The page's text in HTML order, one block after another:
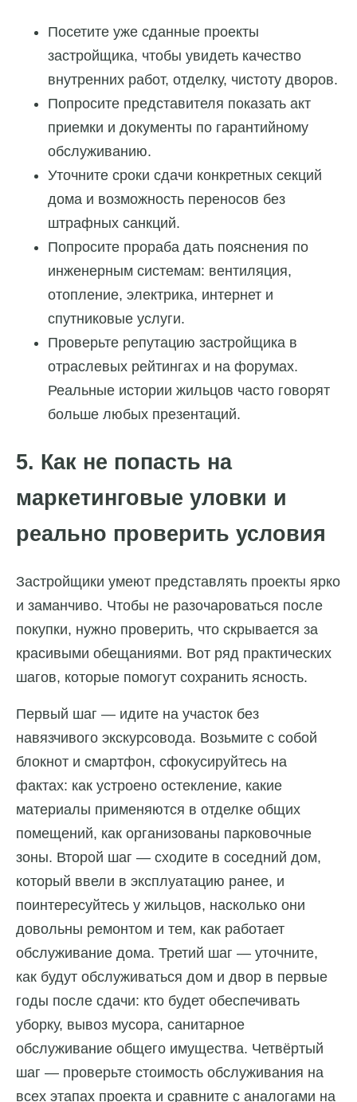
Посетите уже сданные проекты
застройщика, чтобы увидеть качество
внутренних работ, отделку, чистоту дворов.
Попросите представителя показать акт
приемки и документы по гарантийному
обслуживанию.
Уточните сроки сдачи конкретных секций
дома и возможность переносов без
штрафных санкций.
Попросите прораба дать пояснения по
инженерным системам: вентиляция,
отопление, электрика, интернет и
спутниковые услуги.
Проверьте репутацию застройщика в
отраслевых рейтингах и на форумах.
Реальные истории жильцов часто говорят
больше любых презентаций.
5. Как не попасть на
маркетинговые уловки и
реально проверить условия
Застройщики умеют представлять проекты ярко
и заманчиво. Чтобы не разочароваться после
покупки, нужно проверить, что скрывается за
красивыми обещаниями. Вот ряд практических
шагов, которые помогут сохранить ясность.
Первый шаг — идите на участок без
навязчивого экскурсовода. Возьмите с собой
блокнот и смартфон, сфокусируйтесь на
фактах: как устроено остекление, какие
материалы применяются в отделке общих
помещений, как организованы парковочные
зоны. Второй шаг — сходите в соседний дом,
который ввели в эксплуатацию ранее, и
поинтересуйтесь у жильцов, насколько они
довольны ремонтом и тем, как работает
обслуживание дома. Третий шаг — уточните,
как будут обслуживаться дом и двор в первые
годы после сдачи: кто будет обеспечивать
уборку, вывоз мусора, санитарное
обслуживание общего имущества. Четвёртый
шаг — проверьте стоимость обслуживания на
всех этапах проекта и сравните с аналогами на